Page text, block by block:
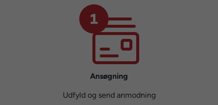
Ansøgning
Udfyld og send anmodning